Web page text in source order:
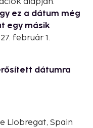
ez a dátum még
egy másik
február 1.
dátumra
Llobregat, Spain